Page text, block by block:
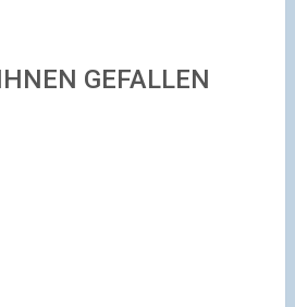
GEFALLEN